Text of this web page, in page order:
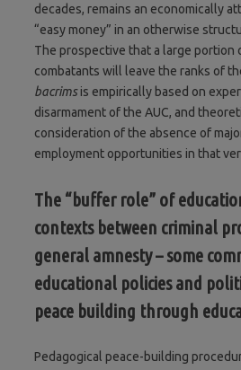
decades, remains an economically
“easy money” in an otherwise
The prospective that a large portion
combatants will leave the ranks of
bacrimsis empirically based on
disarmament of the AUC, and
consideration of the absence of
employment opportunities in that
The “buffer role” of
contexts between criminal
general amnesty – some
educational policies and
peace building through
Pedagogical peace-building